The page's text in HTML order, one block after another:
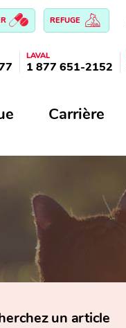
REFUGE
LAVAL
1 877 651-2152
Carrière
un article